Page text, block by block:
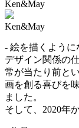
Ken&May
Ken&May
- 絵を描くように
デザイン関係の
常が当たり前と
画を創る喜びを
ました。
そして、2020年